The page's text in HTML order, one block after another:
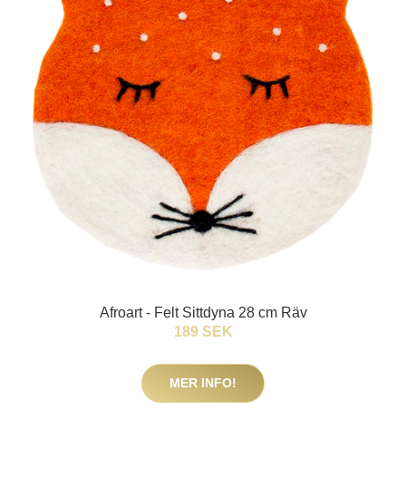
Afroart - Felt Sittdyna 28 cm Räv
189 SEK
MER INFO!